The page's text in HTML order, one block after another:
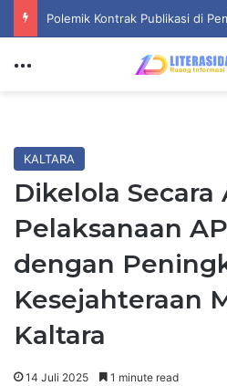
KALTARA
Dikelola
Pelaksanaan
dengan
Kesejahteraan
Kaltara
14 Juli 2025 1 minute read